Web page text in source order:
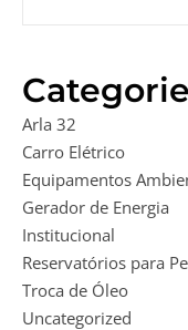
Arla 32
Carro Elétrico
Equipamentos
Gerador de Energia
Institucional
Reservatórios para
Troca de Óleo
Uncategorized